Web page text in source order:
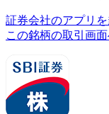
証券会社のアプリ
この銘柄の取引画